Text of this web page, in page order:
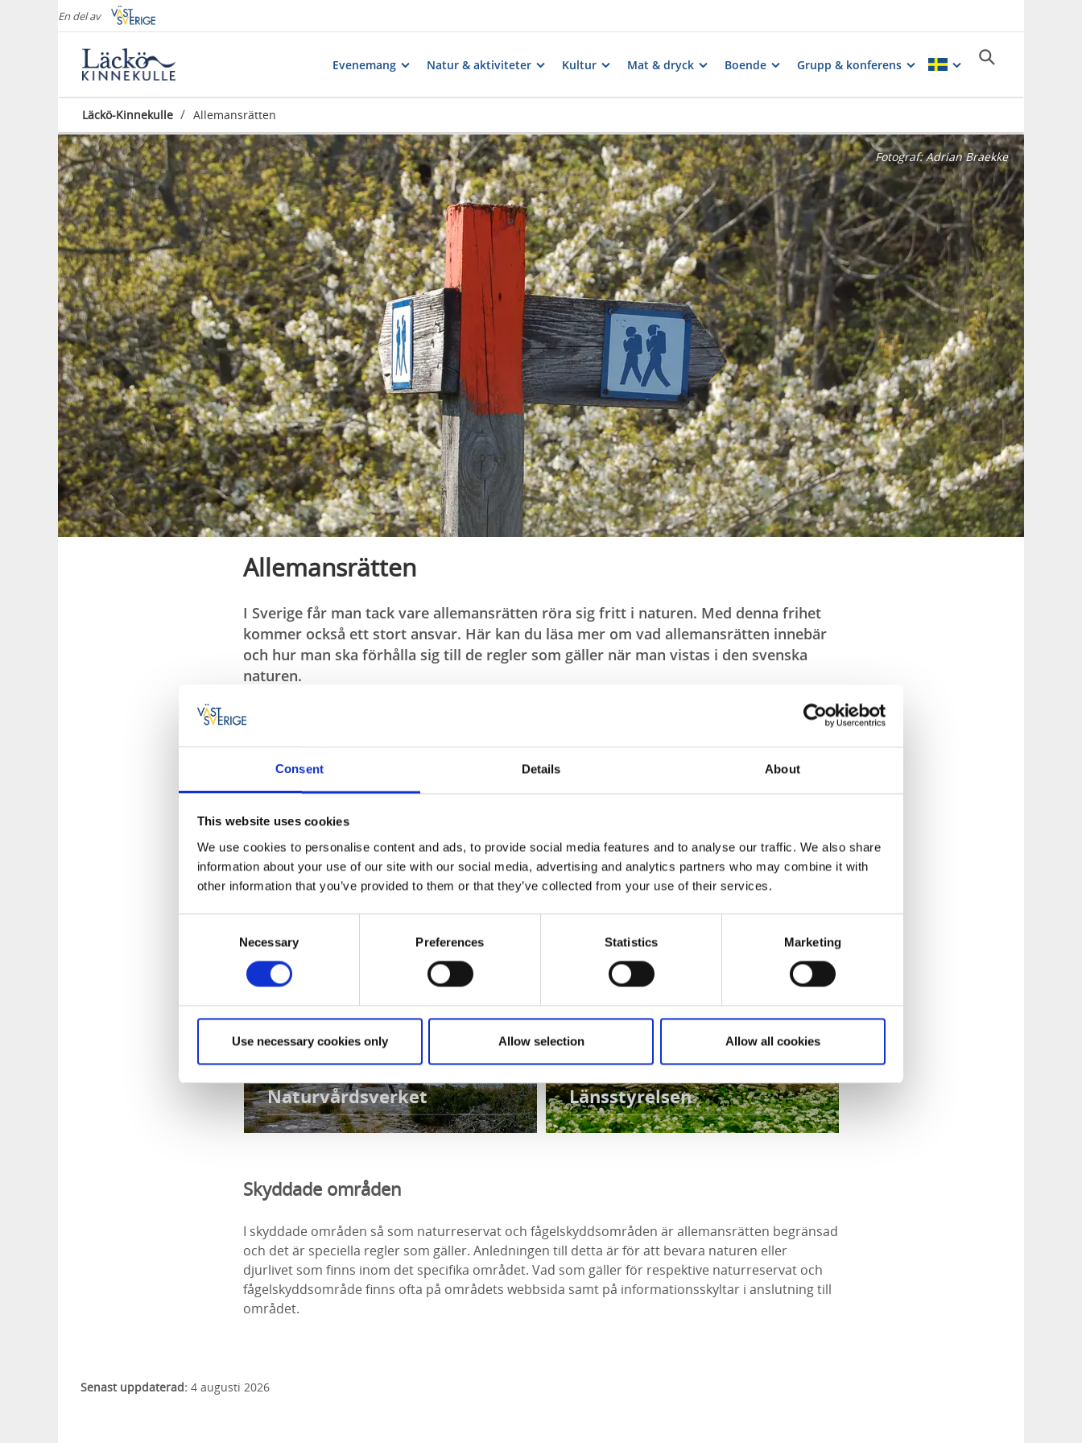
Consent Details About
This website uses cookies
We use cookies to personalise content and ads, to provide social media features and to analyse our traffic. We also share
information about your use of our site with our social media, advertising and analytics partners who may combine it with
other information that you’ve provided to them or that they’ve collected from your use of their services.
Necessary Preferences Statistics Marketing
Use necessary cookies only Allow selection Allow all cookies
En del av
Evenemang Natur & aktiviteter Kultur Mat & dryck Boende Grupp & konferens
Läckö-Kinnekulle / Allemansrätten
Fotograf:Adrian Braekke
Allemansrätten
I Sverige får man tack vare allemansrätten röra sig fritt i naturen. Med denna frihet
kommer också ett stort ansvar. Här kan du läsa mer om vad allemansrätten innebär
och hur man ska förhålla sig till de regler som gäller när man vistas i den svenska
naturen.
Vad är allemansrätten?
svenska naturen så länge man inte stör djur och andra människor och inte förstör naturen.
Allemansrätten används i många olika situationer och gäller både på land och på vatten. Tack vare
allemansrätten är det tillåtet att tillfälligt och hänsynsfullt vistas på någons mark utan att be om
Läs mer om vad allemansrätten innebär hosNaturvårdsverket ochLänsstyrelsen!
Naturvårdsverket Länsstyrelsen
Skyddade områden
I skyddade områden så som naturreservat och fågelskyddsområden är allemansrätten begränsad
och det är speciella regler som gäller. Anledningen till detta är för att bevara naturen eller
djurlivet som finns inom det specifika området. Vad som gäller för respektive naturreservat och
fågelskyddsområde finns ofta på områdets webbsida samt på informationsskyltar i anslutning till
området.
Senast uppdaterad: 4 augusti 2026